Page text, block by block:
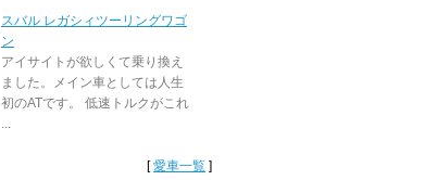
スバル レガシィツーリングワゴ
ン
アイサイトが欲しくて乗り換え
ました。メイン車としては人生
初のATです。 低速トルクがこれ
...
[愛車一覧 ]